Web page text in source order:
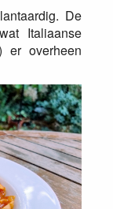
De
Italiaanse
er overheen